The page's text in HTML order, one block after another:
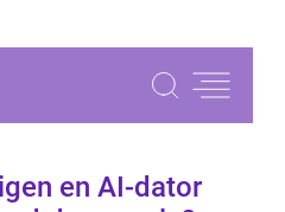
en AI-dator